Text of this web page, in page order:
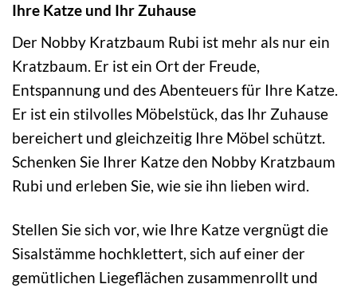
Ihre Katze und Ihr Zuhause
Der Nobby Kratzbaum Rubi ist mehr als nur ein
Kratzbaum. Er ist ein Ort der Freude,
Entspannung und des Abenteuers für Ihre Katze.
Er ist ein stilvolles Möbelstück, das Ihr Zuhause
bereichert und gleichzeitig Ihre Möbel schützt.
Schenken Sie Ihrer Katze den Nobby Kratzbaum
Rubi und erleben Sie, wie sie ihn lieben wird.
Stellen Sie sich vor, wie Ihre Katze vergnügt die
Sisalstämme hochklettert, sich auf einer der
gemütlichen Liegeflächen zusammenrollt und